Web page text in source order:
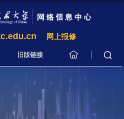
网上报修
旧版链接